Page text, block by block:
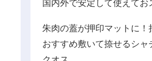
国内外で安定して使えてお
朱肉の蓋が押印マットに！
おすすめ敷いて捺せるシャ